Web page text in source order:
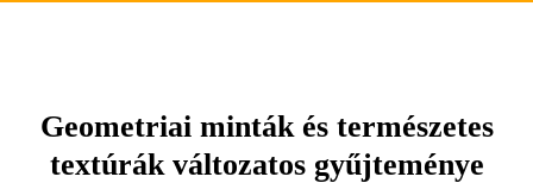
Geometriai minták és természetes
textúrák változatos gyűjteménye